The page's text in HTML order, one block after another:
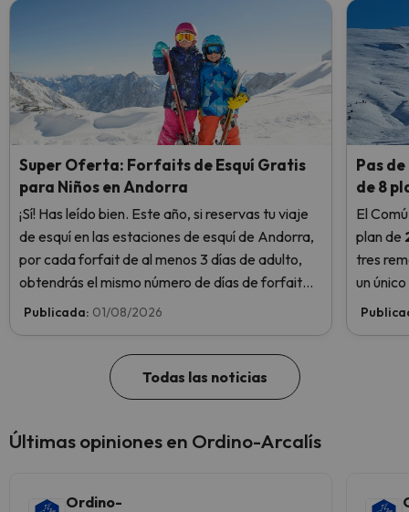
Super Oferta: Forfaits de Esquí Gratis
para Niños en Andorra
¡Sí! Has leído bien. Este año, si reservas tu viaje
de esquí en las estaciones de esquí de Andorra,
por cada forfait de al menos 3 días de adulto,
obtendrás el mismo número de días de forfait
para 1 niño totalmente GRATIS. Entra e
Publicada: 01/08/2026
Pas
de 8
El
plan de
tres
un
y
Todas las noticias
Últimas opiniones en Ordino-Arcalís
Ordino-